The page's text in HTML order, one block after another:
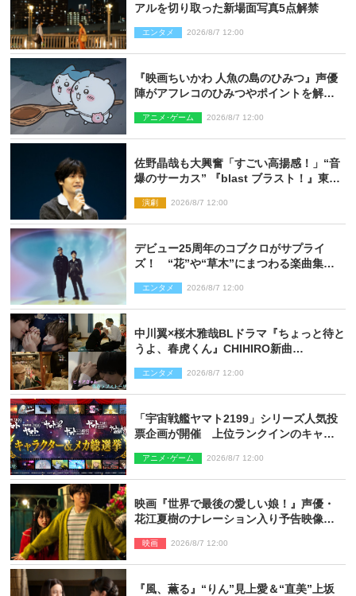
アルを切り取った新場面写真5点解禁
エンタメ 2026/8/7 12:00
『映画ちいかわ 人魚の島のひみつ』声優
陣がアフレコのひみつやポイントを解
アニメ･ゲーム 2026/8/7 12:00
佐野晶哉も大興奮「すごい高揚感！」“音
爆のサーカス” 『blast ブラスト！』東京
演劇 2026/8/7 12:00
デビュー25周年のコブクロがサプライ
ズ！ “花”や“草木”にまつわる楽曲集め
信リリース
エンタメ 2026/8/7 12:00
中川翼×桜木雅哉BLドラマ『ちょっと待と
うよ、春虎くん』CHIHIRO新曲
エンタメ 2026/8/7 12:00
「宇宙戦艦ヤマト2199」シリーズ人気投
票企画が開催 上位ランクインのキャラ
を制作
アニメ･ゲーム 2026/8/7 12:00
映画『世界で最後の愛しい娘！』声優・
花江夏樹のナレーション入り予告映像解
い！」
映画 2026/8/7 12:00
『風、薫る』“りん”見上愛＆“直美”上坂